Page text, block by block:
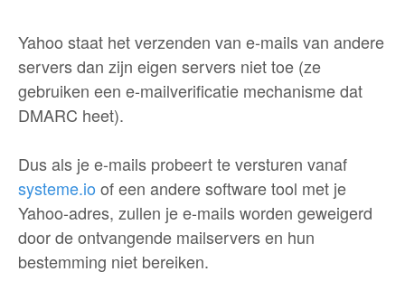
Yahoo staat het verzenden van e-mails van andere
servers dan zijn eigen servers niet toe (ze
gebruiken een e-mailverificatie mechanisme dat
DMARC heet).
Dus als je e-mails probeert te versturen vanaf
systeme.io of een andere software tool met je
Yahoo-adres, zullen je e-mails worden geweigerd
door de ontvangende mailservers en hun
bestemming niet bereiken.